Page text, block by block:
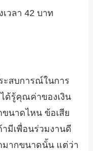
วลา 42 บาท
ะสบการณ์ในการ
ด้รู้คุณค่าของเงิน
นาดไหน ข้อเสีย
มีเพื่อนร่วมงานดี
มากขนาดนั้น แต่ว่า